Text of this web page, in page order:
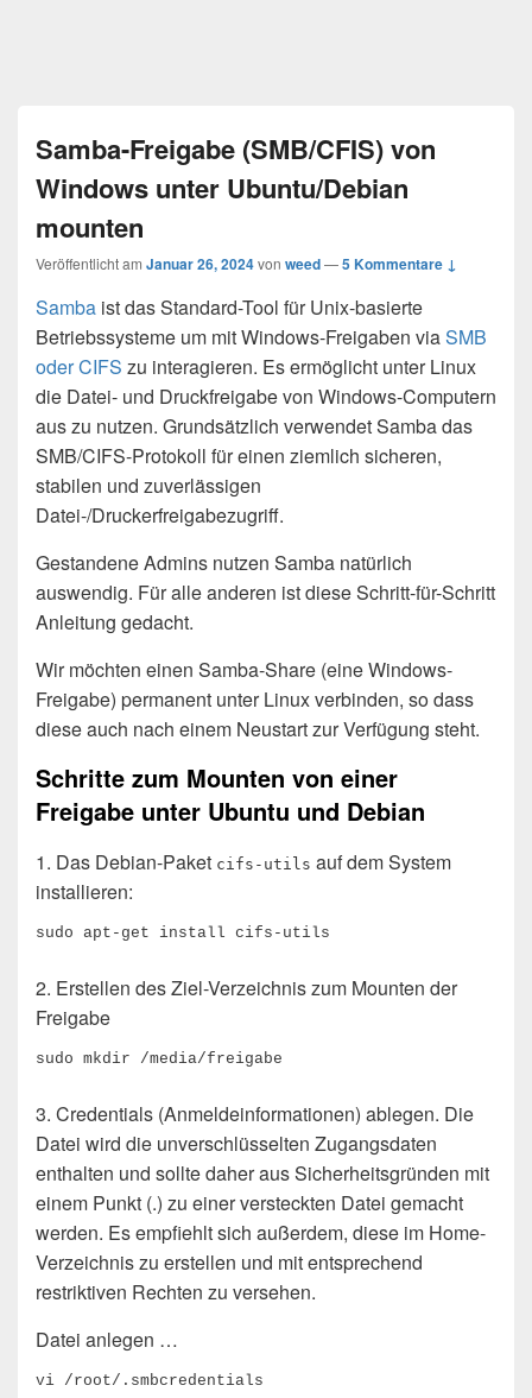
Samba-Freigabe (SMB/CFIS) von
Windows unter Ubuntu/Debian
mounten
Veröffentlicht am Januar 26, 2024von weed—5 Kommentare ↓
Samba ist das Standard-Tool für Unix-basierte
Betriebssysteme um mit Windows-Freigaben viaSMB
oder CIFS zu interagieren. Es ermöglicht unter Linux
die Datei- und Druckfreigabe von Windows-Computern
aus zu nutzen. Grundsätzlich verwendet Samba das
SMB/CIFS-Protokoll für einen ziemlich sicheren,
stabilen und zuverlässigen
Datei-/Druckerfreigabezugriff.
Gestandene Admins nutzen Samba natürlich
auswendig. Für alle anderen ist diese Schritt-für-Schritt
Anleitung gedacht.
Wir möchten einen Samba-Share (eine Windows-
Freigabe) permanent unter Linux verbinden, so dass
diese auch nach einem Neustart zur Verfügung steht.
Schritte zum Mounten von einer
Freigabe unter Ubuntu und Debian
1. Das Debian-Paket cifs-utils auf dem System
installieren:
sudo apt-get install cifs-utils
2. Erstellen des Ziel-Verzeichnis zum Mounten der
Freigabe
sudo mkdir /media/freigabe
3. Credentials (Anmeldeinformationen) ablegen. Die
Datei wird die unverschlüsselten Zugangsdaten
enthalten und sollte daher aus Sicherheitsgründen mit
einem Punkt (.) zu einer versteckten Datei gemacht
werden. Es empfiehlt sich außerdem, diese im Home-
Verzeichnis zu erstellen und mit entsprechend
restriktiven Rechten zu versehen.
Datei anlegen …
vi /root/.smbcredentials